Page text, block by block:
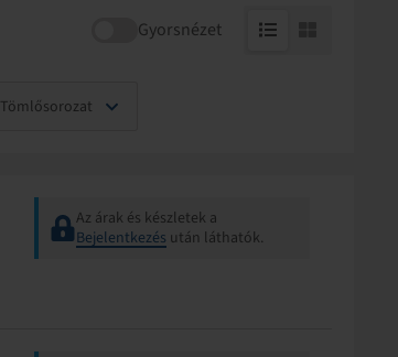
Gyorsnézet
Tömlősorozat
Az árak és készletek a
Bejelentkezés után láthatók.